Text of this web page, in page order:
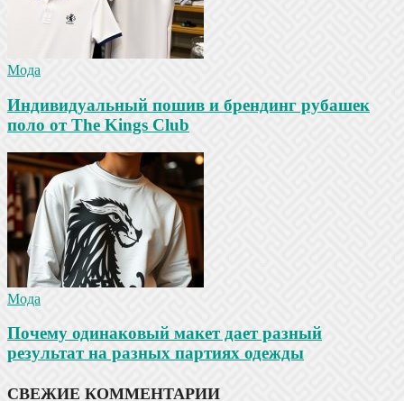
Мода
Индивидуальный пошив и брендинг рубашек
поло от The Kings Club
Мода
Почему одинаковый макет дает разный
результат на разных партиях одежды
СВЕЖИЕ КОММЕНТАРИИ